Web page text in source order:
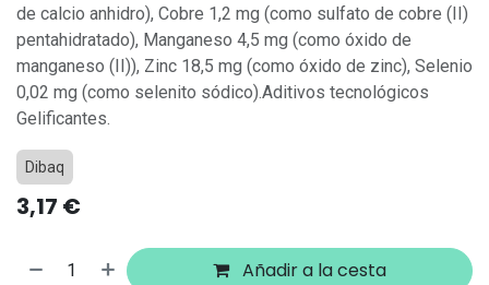
de calcio anhidro), Cobre 1,2 mg (como sulfato de cobre (II)
pentahidratado), Manganeso 4,5 mg (como óxido de
manganeso (II)), Zinc 18,5 mg (como óxido de zinc), Selenio
0,02 mg (como selenito sódico).Aditivos tecnológicos
Gelificantes.
Dibaq
3,17 €
Añadir a la cesta